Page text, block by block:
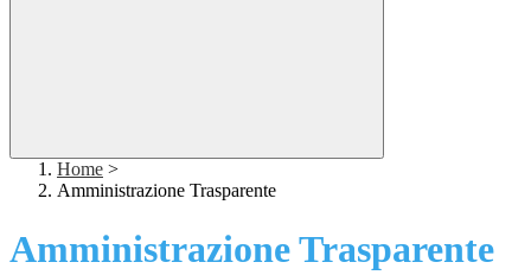
Home >
Amministrazione Trasparente
Amministrazione Trasparente